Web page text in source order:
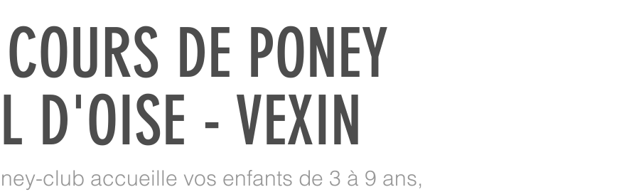
DE PONEY
D'OISE - VEXIN
club accueille vos enfants de 3 à 9 ans,